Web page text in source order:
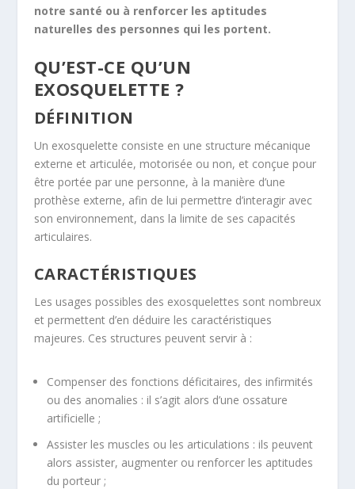
notre santé ou à renforcer les aptitudes
naturelles des personnes qui les portent.
QU’EST-CE QU’UN
EXOSQUELETTE ?
DÉFINITION
Un exosquelette consiste en une structure mécanique
externe et articulée, motorisée ou non, et conçue pour
être portée par une personne, à la manière d’une
prothèse externe, afin de lui permettre d’interagir avec
son environnement, dans la limite de ses capacités
articulaires.
CARACTÉRISTIQUES
Les usages possibles des exosquelettes sont nombreux
et permettent d’en déduire les caractéristiques
majeures. Ces structures peuvent servir à :
Compenser des fonctions déficitaires, des infirmités
ou des anomalies : il s’agit alors d’une ossature
artificielle ;
Assister les muscles ou les articulations : ils peuvent
alors assister, augmenter ou renforcer les aptitudes
du porteur ;